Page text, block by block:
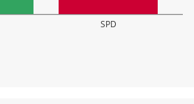
SPD